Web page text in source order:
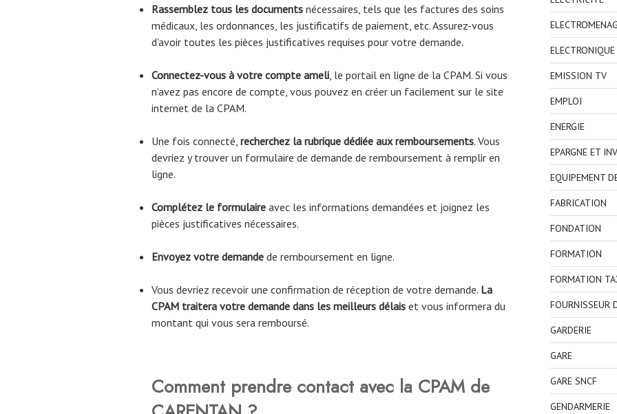
Rassemblez tous les documents nécessaires, tels que les factures des soins
médicaux, les ordonnances, les justificatifs de paiement, etc. Assurez-vous
d’avoir toutes les pièces justificatives requises pour votre demande.
Connectez-vous à votre compte ameli, le portail en ligne de la CPAM. Si vous
n’avez pas encore de compte, vous pouvez en créer un facilement sur le site
internet de la CPAM.
Une fois connecté, recherchez la rubrique dédiée aux remboursements. Vous
devriez y trouver un formulaire de demande de remboursement à remplir en
ligne.
Complétez le formulaire avec les informations demandées et joignez les
pièces justificatives nécessaires.
Envoyez votre demande de remboursement en ligne.
Vous devriez recevoir une confirmation de réception de votre demande. La
CPAM traitera votre demande dans les meilleurs délais et vous informera du
montant qui vous sera remboursé.
Comment prendre contact avec la CPAM de
EMISSION TV
EMPLOI
ENERGIE
EPARGNE ET
EQUIPEMENT
FABRICATION
FONDATION
FORMATION
FORMATION
FOURNISSEUR
GARDERIE
GARE
GARE SNCF
GENDARMERIE